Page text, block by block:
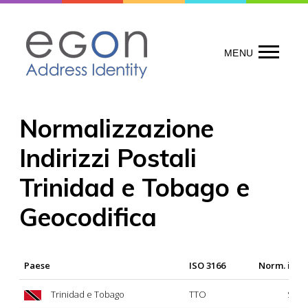
content
MENU
Normalizzazione
Indirizzi Postali
Trinidad e Tobago e
Geocodifica
Paese ISO 3166 Norm.
Trinidad e Tobago TTO Si